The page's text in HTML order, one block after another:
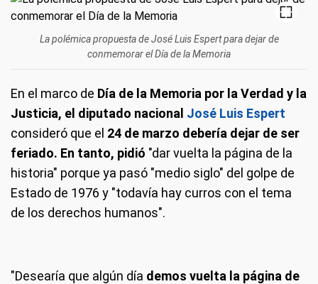
La polémica propuesta de José Luis Espert para dejar de
conmemorar el Día de la Memoria
En el marco de Día de la Memoria por la Verdad y la
Justicia, el diputado nacional José Luis Espert
consideró que el 24 de marzo debería dejar de ser
feriado. En tanto, pidió "dar vuelta la página de la
historia" porque ya pasó "medio siglo" del golpe de
Estado de 1976 y "todavía hay curros con el tema
de los derechos humanos".
"Desearía que algún día demos vuelta la página de